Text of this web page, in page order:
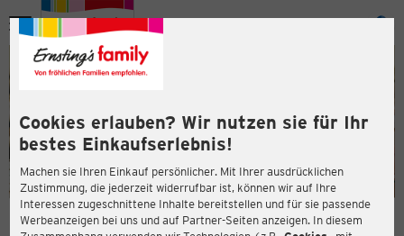
Cookies erlauben? Wir nutzen sie für Ihr
bestes Einkaufserlebnis!
Machen sie Ihren Einkauf persönlicher. Mit Ihrer ausdrücklichen
Zustimmung, die jederzeit widerrufbar ist, können wir auf Ihre
Interessen zugeschnittene Inhalte bereitstellen und für sie passende
Werbeanzeigen bei uns und auf Partner-Seiten anzeigen. In diesem
Menü